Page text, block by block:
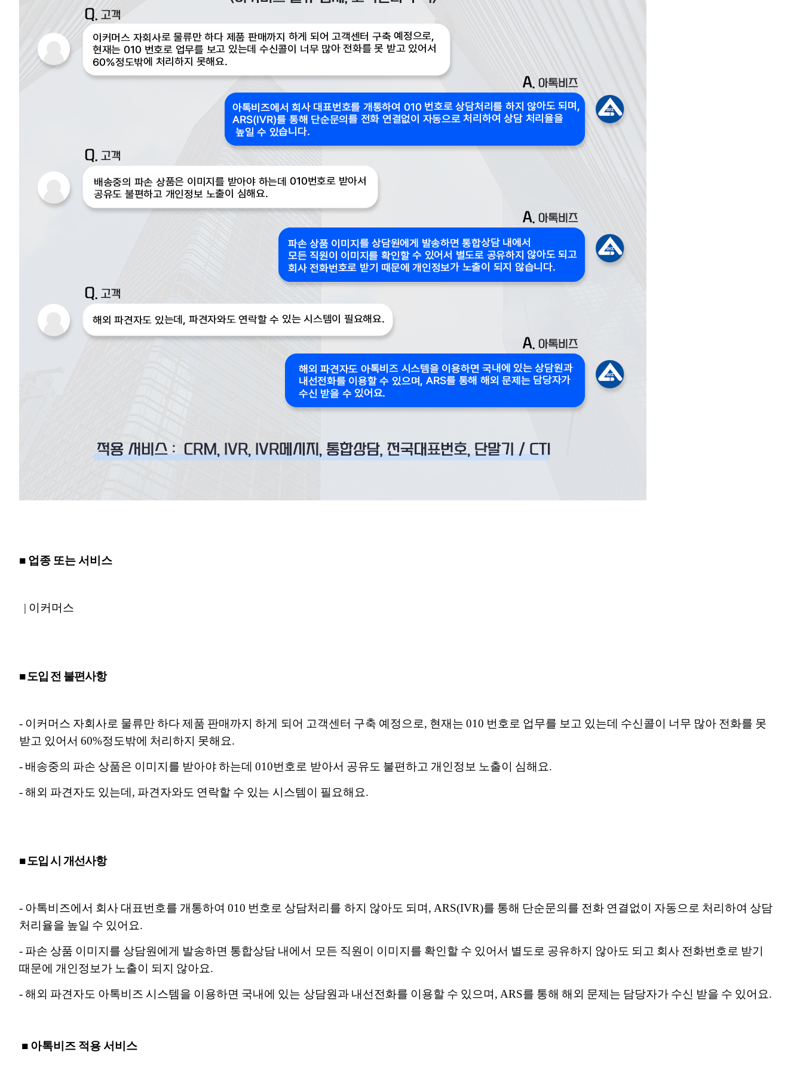
■ 업종 또는 서비스
| 이커머스
■ 도입 전 불편사항
- 이커머스 자회사로 물류만 하다 제품 판매까지 하게 되어 고객센터 구축 예정으로, 현재는 010 번호로 업무를 보고 있는데 수신콜이 너무 많아 전화를 못
받고 있어서 60%정도밖에 처리하지 못해요.
- 배송중의 파손 상품은 이미지를 받아야 하는데 010번호로 받아서 공유도 불편하고 개인정보 노출이 심해요.
- 해외 파견자도 있는데, 파견자와도 연락할 수 있는 시스템이 필요해요.
■ 도입 시 개선사항
- 아톡비즈에서 회사 대표번호를 개통하여 010 번호로 상담처리를 하지 않아도 되며, ARS(IVR)를 통해 단순문의를 전화 연결없이 자동으로 처리하여 상담
처리율을 높일 수 있어요.
- 파손 상품 이미지를 상담원에게 발송하면 통합상담 내에서 모든 직원이 이미지를 확인할 수 있어서 별도로 공유하지 않아도 되고 회사 전화번호로 받기
때문에 개인정보가 노출이 되지 않아요.
- 해외 파견자도 아톡비즈 시스템을 이용하면 국내에 있는 상담원과 내선전화를 이용할 수 있으며, ARS를 통해 해외 문제는 담당자가 수신 받을 수 있어요.
■ 아톡비즈 적용 서비스